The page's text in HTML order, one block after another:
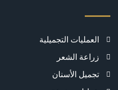
العمليات التجميلية
زراعة الشعر
تجميل الأسنان